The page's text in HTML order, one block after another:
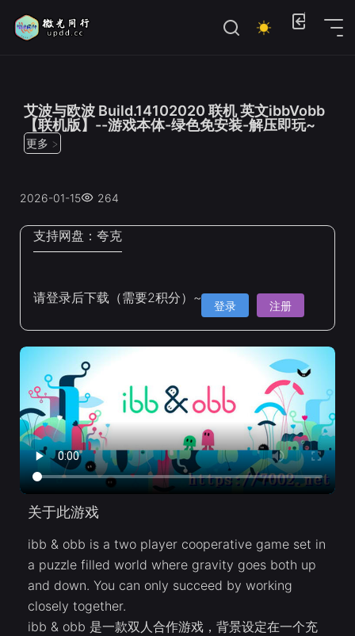
艾波与欧波 Build.14102020 联机 英文ibbVobb
【联机版】--游戏本体-绿色免安装-解压即玩~
更多 >
2026-01-15 264
支持网盘： 夸克
请登录后下载（需要2积分）~ 登录 注册
关于此游戏
ibb & obb is a two player cooperative game set in
a puzzle filled world where gravity goes both up
and down. You can only succeed by working
closely together.
ibb & obb 是一款双人合作游戏，背景设定在一个充